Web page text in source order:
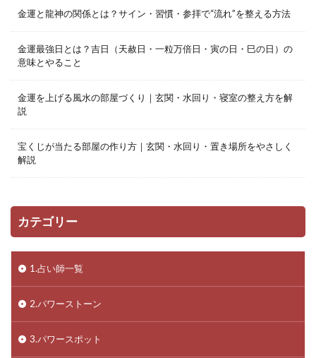
金運と龍神の関係とは？サイン・習慣・参拝で“流れ”を整える方法
金運最強日とは？吉日（天赦日・一粒万倍日・寅の日・巳の日）の
意味とやること
金運を上げる風水の部屋づくり｜玄関・水回り・寝室の整え方を解
説
宝くじが当たる部屋の作り方｜玄関・水回り・置き場所をやさしく
解説
カテゴリー
1.占い師一覧
2.パワーストーン
3.パワースポット